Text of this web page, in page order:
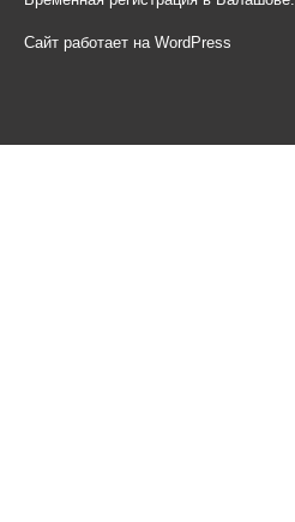
Сайт работает на WordPress